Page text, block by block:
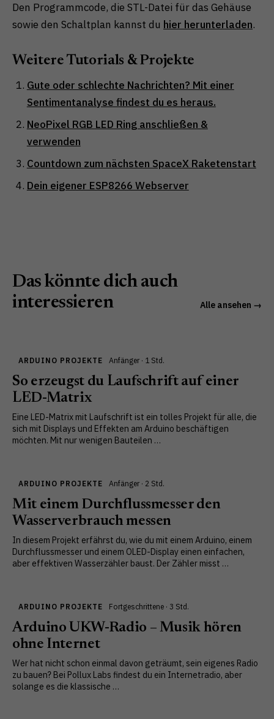
Den Programmcode, die STL-Datei für das Gehäuse
sowie den Schaltplan kannst du hier herunterladen.
Weitere Tutorials & Projekte
Gute oder schlechte Nachrichten? Mit einer
Sentimentanalyse findest du es heraus.
NeoPixel RGB LED Ring anschließen &
verwenden
Countdown zum nächsten SpaceX Raketenstart
Dein eigener ESP8266 Webserver
Das könnte dich auch
interessieren
Alle ansehen →
ARDUINO PROJEKTE Anfänger · 1 Std.
So erzeugst du Laufschrift auf einer
LED-Matrix
Eine LED-Matrix mit Laufschrift ist ein tolles Projekt für alle, die
sich mit Displays und Effekten am Arduino beschäftigen
möchten. Mit nur wenigen Bauteilen …
ARDUINO PROJEKTE Anfänger · 2 Std.
Mit einem Durchflussmesser den
Wasserverbrauch messen
In diesem Projekt erfährst du, wie du mit einem Arduino, einem
Durchflussmesser und einem OLED-Display einen einfachen,
aber effektiven Wasserzähler baust. Der Zähler misst …
ARDUINO PROJEKTE Fortgeschrittene · 3 Std.
Arduino UKW-Radio – Musik hören
ohne Internet
Wer hat nicht schon einmal davon geträumt, sein eigenes Radio
zu bauen? Bei Pollux Labs findest du ein Internetradio, aber
solange es die klassische …